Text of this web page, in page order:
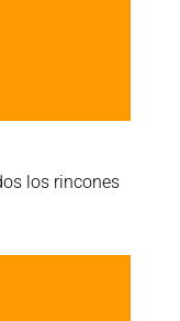
los rincones